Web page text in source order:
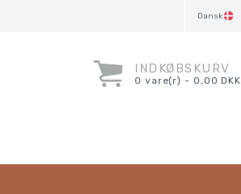
Dansk
INDKØBSKURV
0 vare(r) - 0,00 DKK